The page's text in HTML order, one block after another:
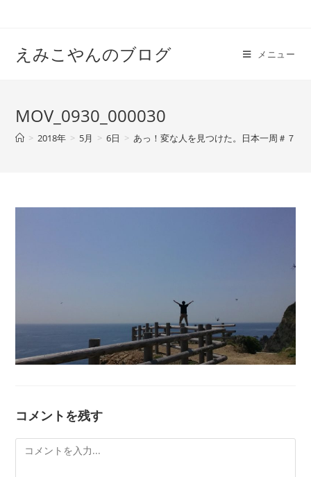
えみこやんのブログ メニュー
MOV_0930_000030
> 2018年 > 5月 > 6日 > あっ！変な人を見つけた。日本一周＃７
コメントを残す